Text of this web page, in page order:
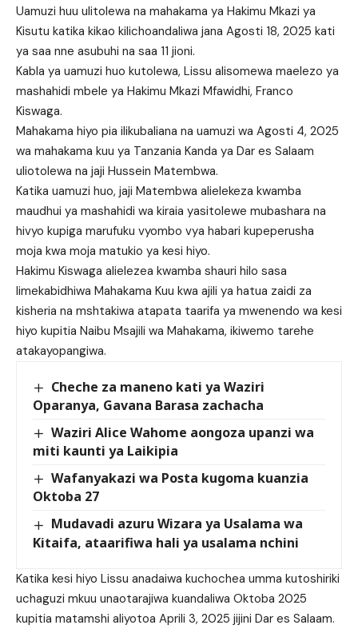
Uamuzi huu ulitolewa na mahakama ya Hakimu Mkazi ya
Kisutu katika kikao kilichoandaliwa jana Agosti 18, 2025 kati
ya saa nne asubuhi na saa 11 jioni.
Kabla ya uamuzi huo kutolewa, Lissu alisomewa maelezo ya
mashahidi mbele ya Hakimu Mkazi Mfawidhi, Franco
Kiswaga.
Mahakama hiyo pia ilikubaliana na uamuzi wa Agosti 4, 2025
wa mahakama kuu ya Tanzania Kanda ya Dar es Salaam
uliotolewa na jaji Hussein Matembwa.
Katika uamuzi huo, jaji Matembwa alielekeza kwamba
maudhui ya mashahidi wa kiraia yasitolewe mubashara na
hivyo kupiga marufuku vyombo vya habari kupeperusha
moja kwa moja matukio ya kesi hiyo.
Hakimu Kiswaga alielezea kwamba shauri hilo sasa
limekabidhiwa Mahakama Kuu kwa ajili ya hatua zaidi za
kisheria na mshtakiwa atapata taarifa ya mwenendo wa kesi
hiyo kupitia Naibu Msajili wa Mahakama, ikiwemo tarehe
atakayopangiwa.
Cheche za maneno kati ya Waziri
Oparanya, Gavana Barasa zachacha
Waziri Alice Wahome aongoza upanzi wa
miti kaunti ya Laikipia
Wafanyakazi wa Posta kugoma kuanzia
Oktoba 27
Mudavadi azuru Wizara ya Usalama wa
Kitaifa, ataarifiwa hali ya usalama nchini
Katika kesi hiyo Lissu anadaiwa kuchochea umma kutoshiriki
uchaguzi mkuu unaotarajiwa kuandaliwa Oktoba 2025
kupitia matamshi aliyotoa Aprili 3, 2025 jijini Dar es Salaam.